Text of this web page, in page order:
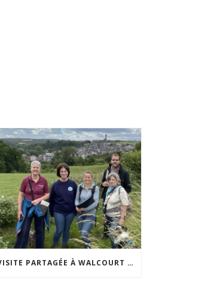
VISITE PARTAGÉE À WALCOURT : UNE DÉMARCHE PARTICIPATIVE ANIMÉE PAR ESPACE ENVIRONNEMENT